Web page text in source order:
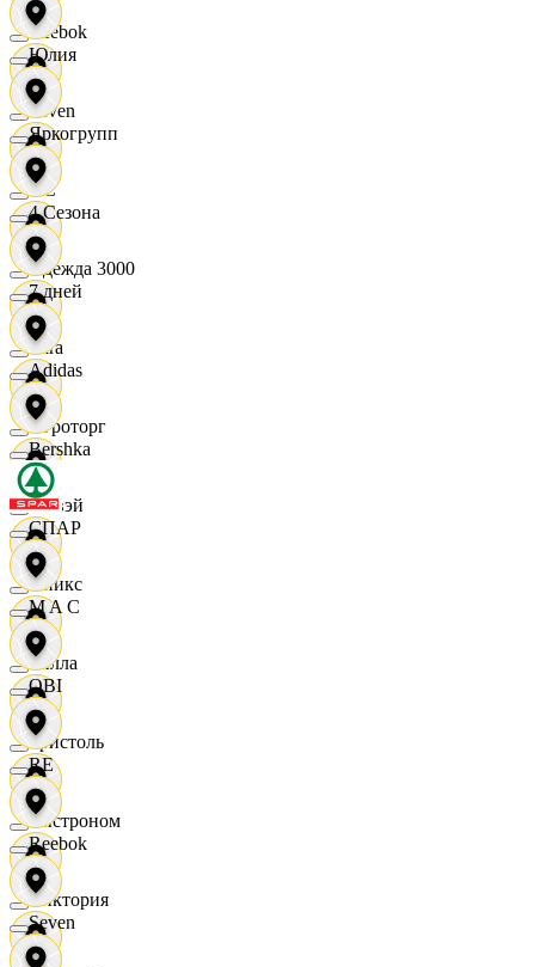
Reebok
Seven
XC
Одежда 3000
Zara
Агроторг
Амвэй
Аникс
Билла
Бристоль
Быстроном
Виктория
Юлия
Яркогрупп
4 Сезона
7 дней
Adidas
Bershka
СПАР
M A C
OBI
RE
Reebok
Seven